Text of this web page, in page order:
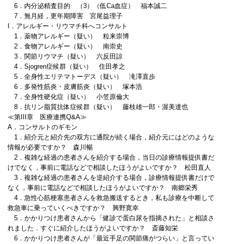
6．内分泌精査目的 （3）（低Ca血症） 福本誠二
7．無月経，更年期障害 宮尾益理子
I．アレルギー・リウマチ科へコンサルト
1．薬物アレルギー（疑い） 粒来崇博
2．食物アレルギー（疑い） 南崇史
3．関節リウマチ（疑い） 六反田諒
4．Sjogren症候群（疑い） 住田孝之
5．全身性エリテマトーデス（疑い） 滝澤直歩
6．多発性筋炎・皮膚筋炎（疑い） 塚本浩
7．全身性硬化症（疑い） 小笠原倫大
8．抗リン脂質抗体症候群（疑い） 藤枝雄一郎・渥美達也
≪第III章 医療連携Q&A≫
A．コンサルトのギモン
1．紹介元と紹介先の双方に通院が続く場合，紹介元にはどのような
情報が必要ですか？ 森川暢
2．複雑な経過の患者さんを紹介する場合，当日の診療情報提供書だ
けでなく，事前に電話などで相談したほうがよいですか？ 松田直人
3．複雑な経過の患者さんを逆紹介する場合，診療情報提供書だけで
なく，事前に電話などで相談したほうがよいですか？ 南郷栄秀
4．急性心筋梗塞患者さんを救急搬送するとき，私も診療を中断して
救急車に乗っていくべきですか？ 興野寛幸
5．かかりつけ患者さんから「健診で蛋白尿を指摘された」と相談さ
れました．すぐに紹介したほうがよいですか？ 斎藤知栄
6．かかりつけ患者さんが「最近手足の関節痛がつらい」と言ってい